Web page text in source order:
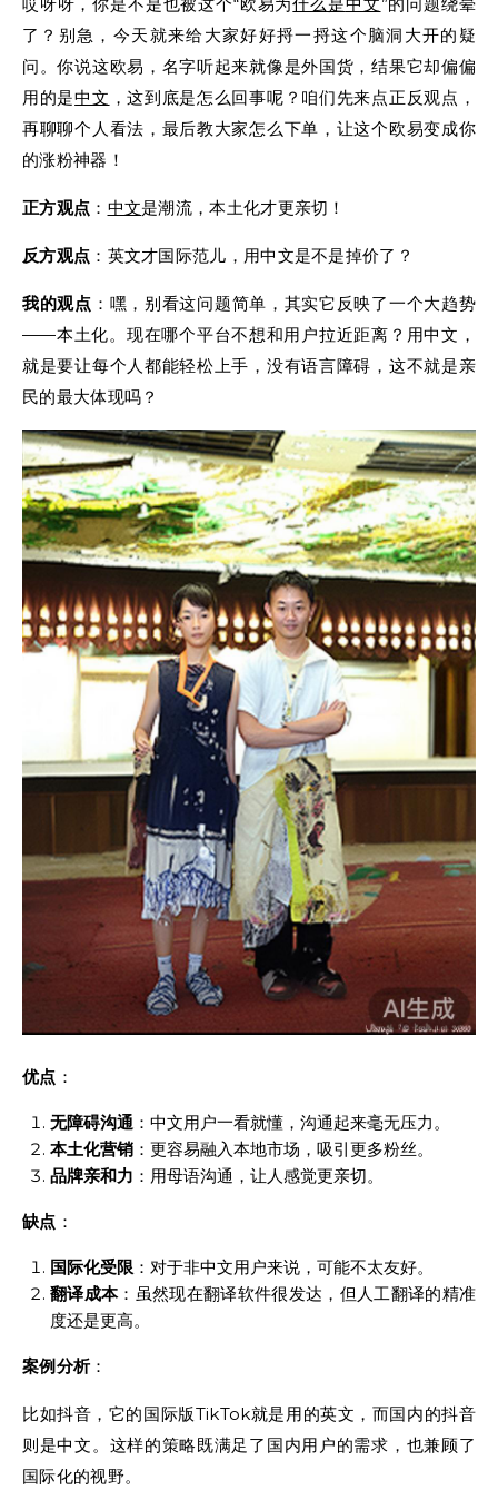
了？别急，今天就来给大家好好捋一捋这个脑洞大开的疑
问。你说这欧易，名字听起来就像是外国货，结果它却偏偏
用的是中文 ，这到底是怎么回事呢？咱们先来点正反观点，
再聊聊个人看法，最后教大家怎么下单，让这个欧易变成你
的涨粉神器！
正方观点 ： 中文是潮流，本土化才更亲切！
反方观点 ：英文才国际范儿，用中文是不是掉价了？
我的观点 ：嘿，别看这问题简单，其实它反映了一个大趋势
——本土化。现在哪个平台不想和用户拉近距离？用中文，
就是要让每个人都能轻松上手，没有语言障碍，这不就是亲
民的最大体现吗？
优点 ：
无障碍沟通 ：中文用户一看就懂，沟通起来毫无压力。
本土化营销 ：更容易融入本地市场，吸引更多粉丝。
品牌亲和力 ：用母语沟通，让人感觉更亲切。
缺点 ：
国际化受限 ：对于非中文用户来说，可能不太友好。
翻译成本：虽然现在翻译软件很发达，但人工翻译的精准
度还是更高。
案例分析：
比如抖音，它的国际版TikTok就是用的英文，而国内的抖音
则是中文。这样的策略既满足了国内用户的需求，也兼顾了
国际化的视野。